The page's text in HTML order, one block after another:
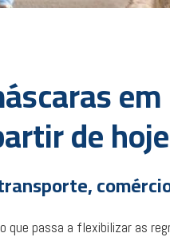
em
de hoje
que passa a flexibilizar as